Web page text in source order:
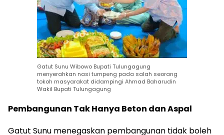
Gatut Sunu Wibowo Bupati Tulungagung
menyerahkan nasi tumpeng pada salah seorang
tokoh masyarakat didampingi Ahmad Baharudin
Wakil Bupati Tulungagung
Pembangunan Tak Hanya Beton dan Aspal
Gatut Sunu menegaskan pembangunan tidak boleh